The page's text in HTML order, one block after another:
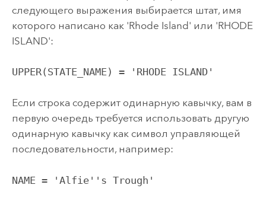
следующего выражения выбирается штат, имя
которого написано как 'Rhode Island' или 'RHODE
ISLAND':
UPPER(STATE_NAME) = 'RHODE ISLAND'
Если строка содержит одинарную кавычку, вам в
первую очередь требуется использовать другую
одинарную кавычку как символ управляющей
последовательности, например:
NAME = 'Alfie''s Trough'